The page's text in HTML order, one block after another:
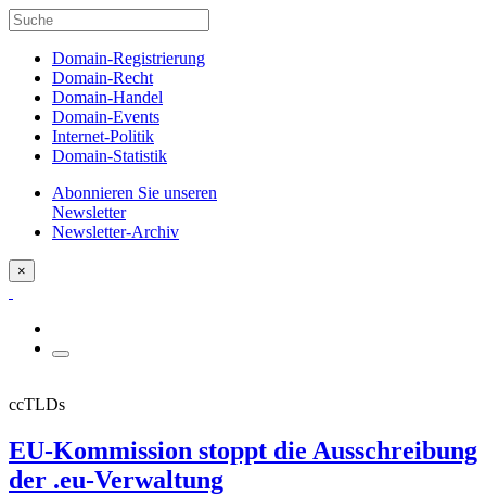
Domain-Registrierung
Domain-Recht
Domain-Handel
Domain-Events
Internet-Politik
Domain-Statistik
Abonnieren Sie unseren
Newsletter
Newsletter-Archiv
×
ccTLDs
EU-Kommission stoppt die Ausschreibung
der .eu-Verwaltung